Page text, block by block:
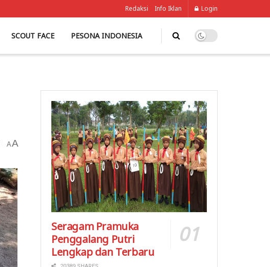
Redaksi Info Iklan Login
SCOUT FACE PESONA INDONESIA
AA
Seragam Pramuka
Penggalang Putri
Lengkap dan Terbaru